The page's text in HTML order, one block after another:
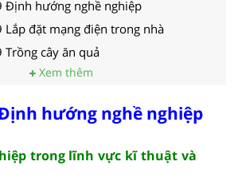
Định hướng nghề nghiệp
Lắp đặt mạng điện trong nhà
Trồng cây ăn quả
Xem thêm
hướng nghề nghiệp
trong lĩnh vực kĩ thuật và